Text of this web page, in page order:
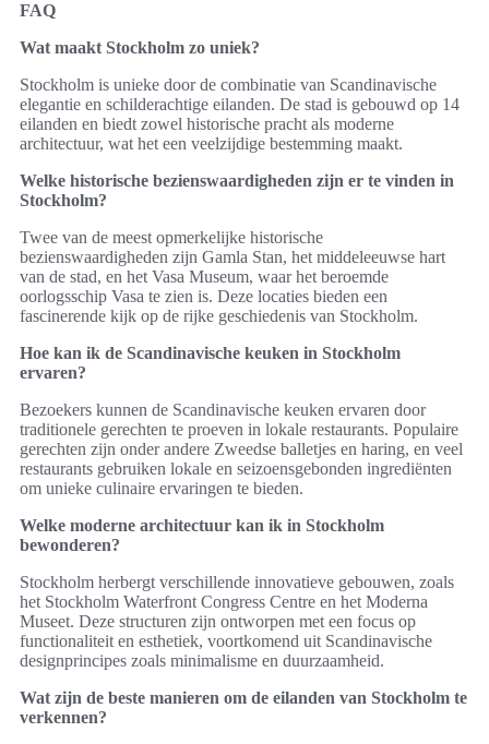
FAQ
Wat maakt Stockholm zo uniek?
Stockholm is unieke door de combinatie van Scandinavische
elegantie en schilderachtige eilanden. De stad is gebouwd op 14
eilanden en biedt zowel historische pracht als moderne
architectuur, wat het een veelzijdige bestemming maakt.
Welke historische bezienswaardigheden zijn er te vinden in
Stockholm?
Twee van de meest opmerkelijke historische
bezienswaardigheden zijn Gamla Stan, het middeleeuwse hart
van de stad, en het Vasa Museum, waar het beroemde
oorlogsschip Vasa te zien is. Deze locaties bieden een
fascinerende kijk op de rijke geschiedenis van Stockholm.
Hoe kan ik de Scandinavische keuken in Stockholm
ervaren?
Bezoekers kunnen de Scandinavische keuken ervaren door
traditionele gerechten te proeven in lokale restaurants. Populaire
gerechten zijn onder andere Zweedse balletjes en haring, en veel
restaurants gebruiken lokale en seizoensgebonden ingrediënten
om unieke culinaire ervaringen te bieden.
Welke moderne architectuur kan ik in Stockholm
bewonderen?
Stockholm herbergt verschillende innovatieve gebouwen, zoals
het Stockholm Waterfront Congress Centre en het Moderna
Museet. Deze structuren zijn ontworpen met een focus op
functionaliteit en esthetiek, voortkomend uit Scandinavische
designprincipes zoals minimalisme en duurzaamheid.
Wat zijn de beste manieren om de eilanden van Stockholm te
verkennen?